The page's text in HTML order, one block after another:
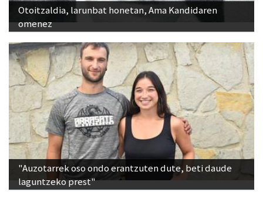
Otoitzaldia, larunbat honetan, Ama Kandidaren
omenez
"Auzotarrek oso ondo erantzuten dute, beti daude
laguntzeko prest"